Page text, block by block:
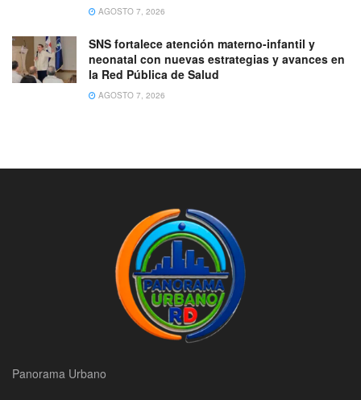
AGOSTO 7, 2026
SNS fortalece atención materno-infantil y
neonatal con nuevas estrategias y avances en
la Red Pública de Salud
AGOSTO 7, 2026
Panorama Urbano